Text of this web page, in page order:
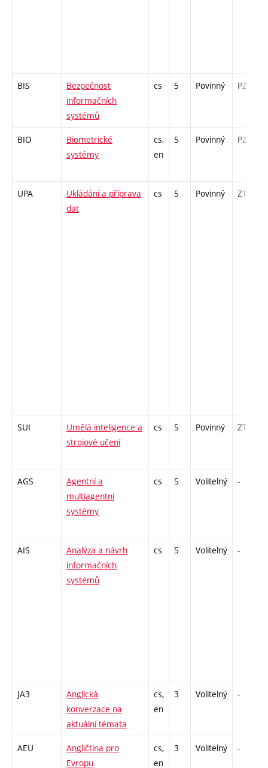
BIS
Bezpečnost
informačních
systémů
cs 5 Povinný PZ
BIO
Biometrické
systémy
cs,
en
5 Povinný PZ
UPA
Ukládání a příprava
dat
cs 5 Povinný ZT
SUI
Umělá inteligence a
strojové učení
cs 5 Povinný ZT
AGS
Agentní a
multiagentní
systémy
cs 5 Volitelný -
AIS
Analýza a návrh
informačních
systémů
cs 5 Volitelný -
JA3
Anglická
konverzace na
aktuální témata
cs,
en
3 Volitelný -
AEU
Angličtina pro
Evropu
cs,
en
3 Volitelný -